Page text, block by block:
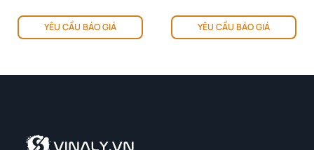
YÊU CẦU BÁO GIÁ YÊU CẦU BÁO GIÁ